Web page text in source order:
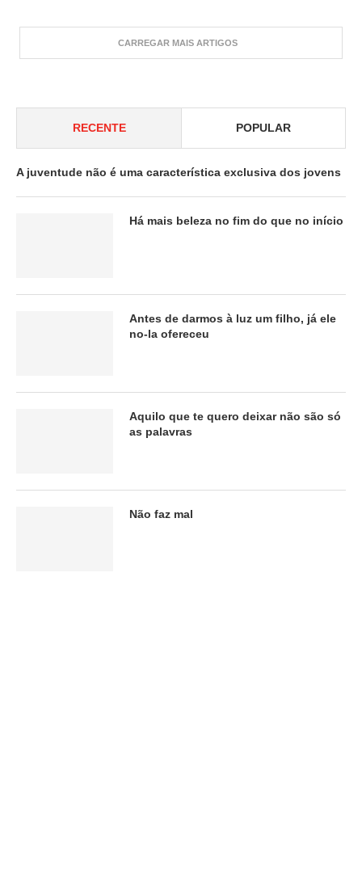
CARREGAR MAIS ARTIGOS
RECENTE POPULAR
A juventude não é uma característica exclusiva dos jovens
Há mais beleza no fim do que no início
Antes de darmos à luz um filho, já ele
no-la ofereceu
Aquilo que te quero deixar não são só
as palavras
Não faz mal